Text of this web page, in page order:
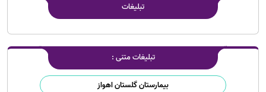
تبلیغات
تبلیغات متنی :
بیمارستان گلستان اهواز